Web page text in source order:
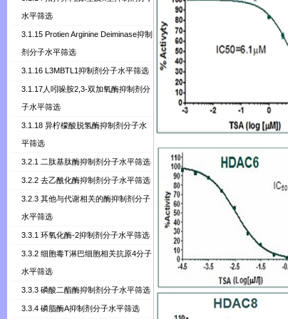
水平筛选
3.1.15 Protien Arginine Deiminase抑制
剂分子水平筛选
3.1.16 L3MBTL1抑制剂分子水平筛选
3.1.17人吲哚胺2,3-双加氧酶抑制剂分
子水平筛选
3.1.18 异柠檬酸脱氢酶抑制剂分子水
平筛选
3.2.1 二肽基肽酶抑制剂分子水平筛选
3.2.2 去乙酰化酶抑制剂分子水平筛选
3.2.3 其他与代谢相关的酶抑制剂分子
水平筛选
3.3.1 环氧化酶-2抑制剂分子水平筛选
3.3.2 细胞毒T淋巴细胞相关抗原4分子
水平筛选
3.3.3 磷酸二酯酶抑制剂分子水平筛选
3.3.4 磷脂酶A抑制剂分子水平筛选